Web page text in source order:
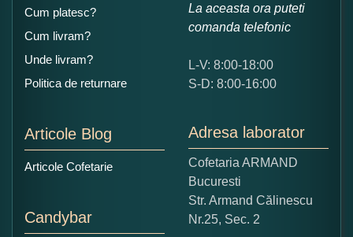
Ce nota acordati acestui produs?
5
Copiati alaturi numarul din imagine:
Cum platesc?
Cum livram?
Unde livram?
Politica de returnare
Articole Blog
Articole Cofetarie
Candybar
La aceasta ora puteti
comanda telefonic
L-V: 8:00-18:00
S-D: 8:00-16:00
Adresa laborator
Cofetaria ARMAND
Bucuresti
Str. Armand Călinescu
Nr.25, Sec. 2